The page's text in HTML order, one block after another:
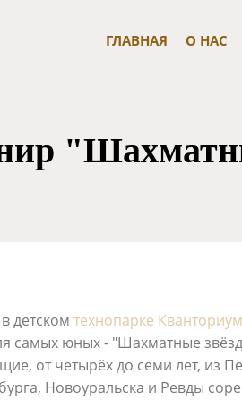
ГЛАВНАЯ О НАС
детском технопарке Кванториум
самых юных - "Шахматные
от четырёх до семи лет, из
Новоуральска и Ревды